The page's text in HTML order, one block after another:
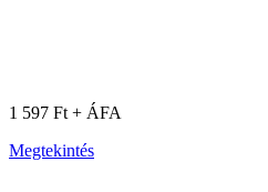
1 597 Ft + ÁFA
Megtekintés